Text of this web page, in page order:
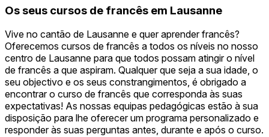
Os seus cursos de francês em Lausanne
Vive no cantão de Lausanne e quer aprender francês?
Oferecemos cursos de francês a todos os níveis no nosso
centro de Lausanne para que todos possam atingir o nível
de francês a que aspiram. Qualquer que seja a sua idade, o
seu objectivo e os seus constrangimentos, é obrigado a
encontrar o curso de francês que corresponda às suas
expectativas! As nossas equipas pedagógicas estão à sua
disposição para lhe oferecer um programa personalizado e
responder às suas perguntas antes, durante e após o curso.